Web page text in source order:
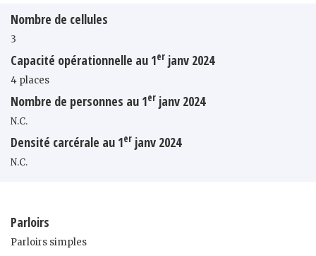
Nombre de cellules
3
Capacité opérationnelle au 1er janv 2024
4 places
Nombre de personnes au 1er janv 2024
N.C.
Densité carcérale au 1er janv 2024
N.C.
Parloirs
Parloirs simples